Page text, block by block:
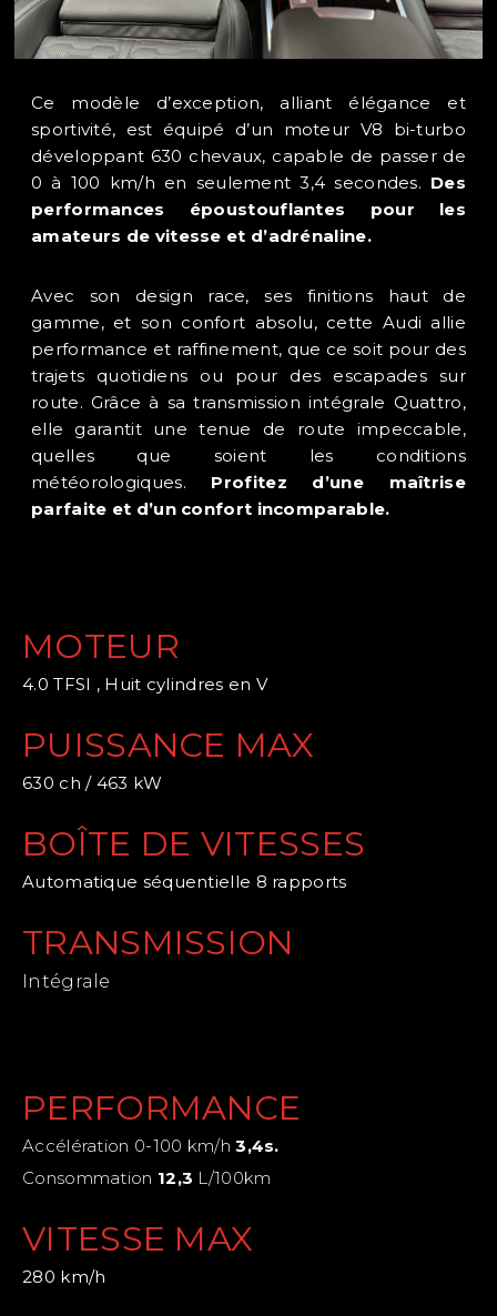
Ce modèle d’exception, alliant élégance et
sportivité, est équipé d’un moteur V8 bi-turbo
développant 630 chevaux, capable de passer de
0 à 100 km/h en seulement 3,4 secondes. Des
performances époustouflantes pour les
amateurs de vitesse et d’adrénaline.
Avec son design race, ses finitions haut de
gamme, et son confort absolu, cette Audi allie
performance et raffinement, que ce soit pour des
trajets quotidiens ou pour des escapades sur
route. Grâce à sa transmission intégrale Quattro,
elle garantit une tenue de route impeccable,
quelles que soient les conditions
météorologiques. Profitez d’une maîtrise
parfaite et d’un confort incomparable.
MOTEUR
4.0 TFSI , Huit cylindres en V
PUISSANCE MAX
630 ch / 463 kW
BOÎTE DE VITESSES
Automatique séquentielle 8 rapports
TRANSMISSION
Intégrale
PERFORMANCE
Accélération 0-100 km/h3,4s.
Consommation 12,3 L/100km
VITESSE MAX
280 km/h